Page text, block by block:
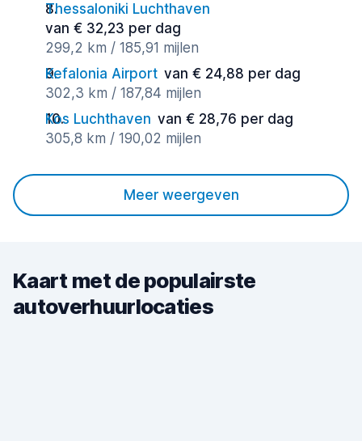
Thessaloniki Luchthaven
van € 32,23 per dag
299,2 km / 185,91 mijlen
Kefalonia Airport van € 24,88 per dag
302,3 km / 187,84 mijlen
Kos Luchthaven van € 28,76 per dag
305,8 km / 190,02 mijlen
Meer weergeven
Kaart met de populairste
autoverhuurlocaties